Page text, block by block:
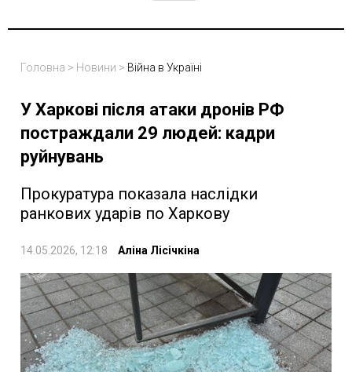
Головна > Новини > Війна в Україні
У Харкові після атаки дронів РФ
постраждали 29 людей: кадри
руйнувань
Прокуратура показала наслідки
ранкових ударів по Харкову
14.05.2026, 12:18 Аліна Лісічкіна